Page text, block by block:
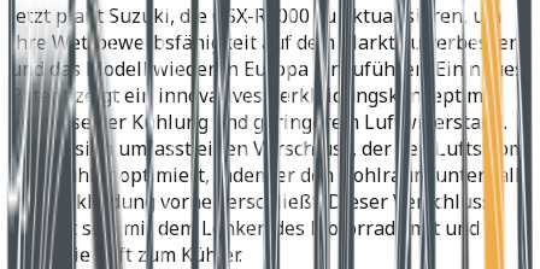
Jetzt plant Suzuki, die GSX-R1000 zu aktualisieren, um
ihre Wettbewerbsfähigkeit auf dem Markt zu verbessern
und das Modell wieder in Europa einzuführen. Ein neues
Patent zeigt ein innovatives Verkleidungskonzept mit
verbesserter Kühlung und geringerem Luftwiderstand.
Das Design umfasst einen Verschluss, der den Luftstrom
zum Kühler optimiert, indem er den Hohlraum unterhalb
der Verkleidung vorne verschließt. Dieser Verschluss
bewegt sich mit dem Lenken des Motorrads mit und
leitet die Luft zum Kühler.